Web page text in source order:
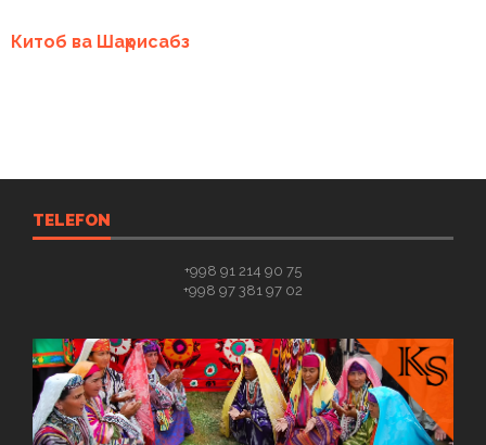
Китоб ва Шаҳрисабз
TELEFON
+998 91 214 90 75
+998 97 381 97 02